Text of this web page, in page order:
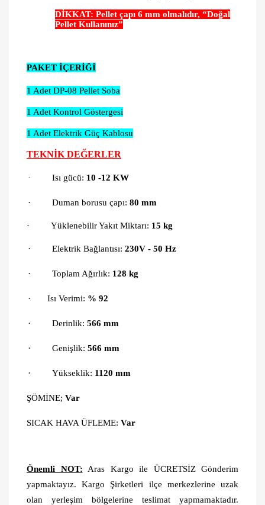
DİKKAT: Pellet çapı 6 mm olmalıdır, “Doğal
Pellet Kullanınız”
PAKET İÇERİĞİ
1 Adet DP-08 Pellet Soba
1 Adet Kontrol Göstergesi
1 Adet Elektrik Güç Kablosu
TEKNİK DEĞERLER
· Isı gücü: 10 -12KW
· Duman borusu çapı:80 mm
· Yüklenebilir Yakıt Miktarı: 15 kg
· Elektrik Bağlantısı:230V - 50 Hz
· Toplam Ağırlık: 128 kg
· Isı Verimi: % 92
· Derinlik: 566 mm
· Genişlik: 566 mm
· Yükseklik: 1120 mm
ŞÖMİNE; Var
SICAK HAVA ÜFLEME: Var
Önemli NOT: Aras Kargo ile ÜCRETSİZ Gönderim
yapmaktayız. Kargo Şirketleri ilçe merkezlerine uzak
olan yerleşim bölgelerine teslimat yapmamaktadır.